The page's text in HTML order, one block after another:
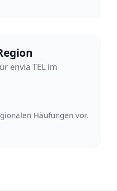
envia TEL im
Häufungen vor.